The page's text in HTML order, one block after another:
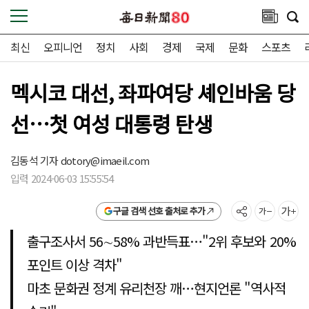
최신 오피니언 정치 사회 경제 국제 문화 스포츠
멕시코 대선, 좌파여당 셰인바움 당
선…첫 여성 대통령 탄생
김동석 기자dotory@imaeil.com
입력 2024-06-03 15:55:54
구글 검색 선호 출처로 추가
출구조사서 56∼58% 과반득표…"2위 후보와 20%
포인트 이상 격차"
마초 문화권 정계 유리천장 깨…현지언론 "역사적